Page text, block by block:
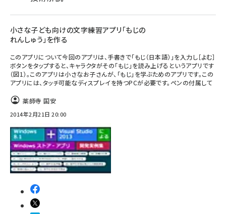
小さな子ども向けの文字練習アプリ「もじの
れんしゅう」を作る
このアプリについて今回のアプリは、手書きで「もじ（日本語）」を入力し［よむ］
ボタンをタップすると、キャラクタがその「もじ」を読み上げるというアプリです
（図1）。このアプリは小さなお子さんが、「もじ」を学ぶためのアプリです。この
アプリには、タッチ可能なディスプレイを持つPCが必要です。ペンの付属して
薬師寺 国安
2014年2月21日 20:00